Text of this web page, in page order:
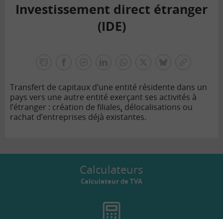
Investissement direct étranger
(IDE)
lien
Transfert de capitaux d’une entité résidente dans un
pays vers une autre entité exerçant ses activités à
l’étranger : création de filiales, délocalisations ou
rachat d’entreprises déjà existantes.
Calculateurs
Calculateur de TVA